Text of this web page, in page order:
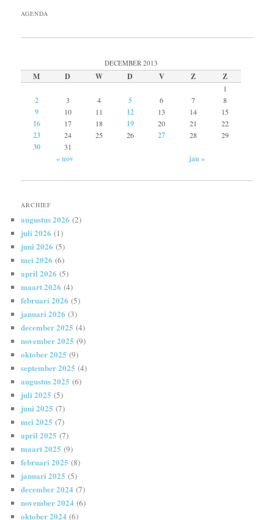
AGENDA
DECEMBER 2013
M D W D V Z Z
1
2 3 4 5 6 7 8
9 10 11 12 13 14 15
16 17 18 19 20 21 22
23 24 25 26 27 28 29
30 31
« nov jan »
ARCHIEF
augustus 2026 (2)
juli 2026 (1)
juni 2026 (5)
mei 2026 (6)
april 2026 (5)
maart 2026 (4)
februari 2026 (5)
januari 2026 (3)
december 2025 (4)
november 2025 (9)
oktober 2025 (9)
september 2025 (4)
augustus 2025 (6)
juli 2025 (5)
juni 2025 (7)
mei 2025 (7)
april 2025 (7)
maart 2025 (9)
februari 2025 (8)
januari 2025 (5)
december 2024 (7)
november 2024 (6)
oktober 2024 (6)